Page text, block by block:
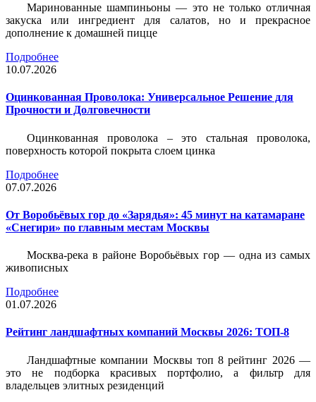
Маринованные шампиньоны — это не только отличная
закуска или ингредиент для салатов, но и прекрасное
дополнение к домашней пицце
Подробнее
10.07.2026
Оцинкованная Проволока: Универсальное Решение для
Прочности и Долговечности
Оцинкованная проволока – это стальная проволока,
поверхность которой покрыта слоем цинка
Подробнее
07.07.2026
От Воробьёвых гор до «Зарядья»: 45 минут на катамаране
«Снегири» по главным местам Москвы
Москва-река в районе Воробьёвых гор — одна из самых
живописных
Подробнее
01.07.2026
Рейтинг ландшафтных компаний Москвы 2026: ТОП-8
Ландшафтные компании Москвы топ 8 рейтинг 2026 —
это не подборка красивых портфолио, а фильтр для
владельцев элитных резиденций